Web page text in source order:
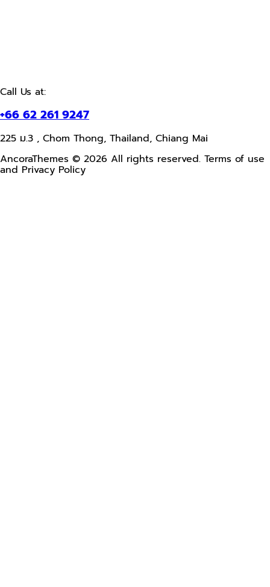
Call Us at:
+66 62 261 9247
225 ม.3 , Chom Thong, Thailand, Chiang Mai
AncoraThemes © 2026 All rights reserved. Terms of use
and Privacy Policy